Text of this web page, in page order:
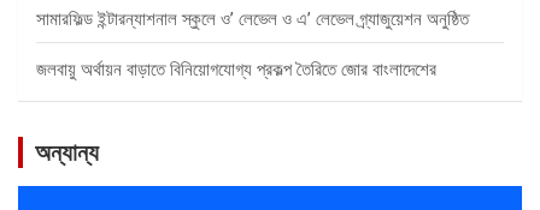
সামারফিল্ড ইন্টারন্যাশনাল স্কুলে ও’ লেভেল ও এ’ লেভেল গ্র্যাজুয়েশন অনুষ্ঠিত
জলবায়ু অর্থায়ন বাড়াতে বিনিয়োগযোগ্য প্রকল্প তৈরিতে জোর বাংলাদেশের
অন্যান্য